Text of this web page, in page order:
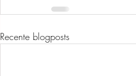
Recente blogposts